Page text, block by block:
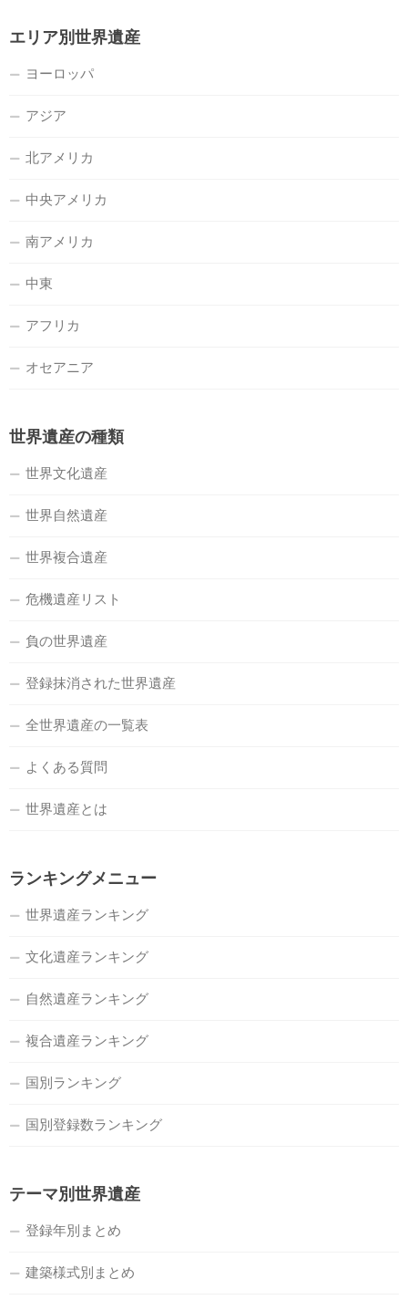
エリア別世界遺産
ヨーロッパ
アジア
北アメリカ
中央アメリカ
南アメリカ
中東
アフリカ
オセアニア
世界遺産の種類
世界文化遺産
世界自然遺産
世界複合遺産
危機遺産リスト
負の世界遺産
登録抹消された世界遺産
全世界遺産の一覧表
よくある質問
世界遺産とは
ランキングメニュー
世界遺産ランキング
文化遺産ランキング
自然遺産ランキング
複合遺産ランキング
国別ランキング
国別登録数ランキング
テーマ別世界遺産
登録年別まとめ
建築様式別まとめ